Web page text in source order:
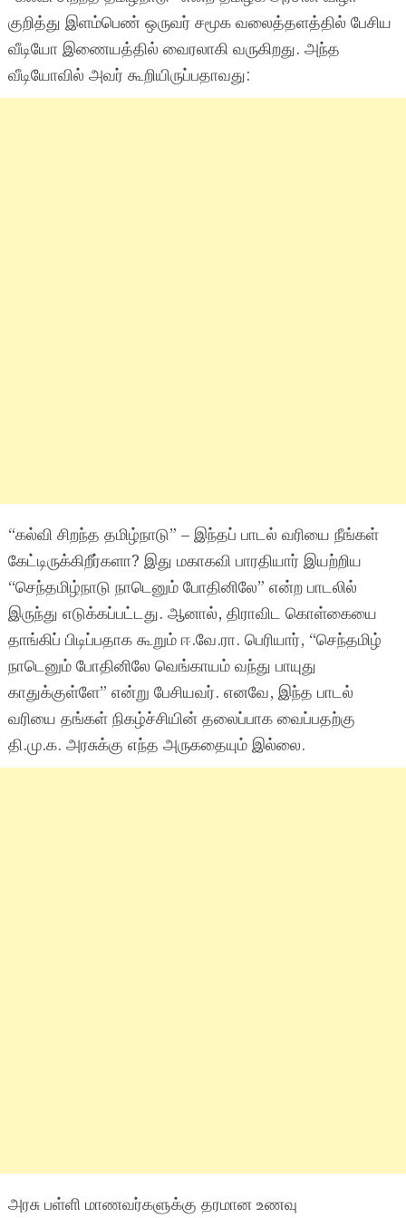
குறித்து இளம்பெண் ஒருவர் சமூக வலைத்தளத்தில் பேசிய
வீடியோ இணையத்தில் வைரலாகி வருகிறது. அந்த
வீடியோவில் அவர் கூறியிருப்பதாவது:
“கல்வி சிறந்த தமிழ்நாடு” – இந்தப் பாடல் வரியை நீங்கள்
கேட்டிருக்கிறீர்களா? இது மகாகவி பாரதியார் இயற்றிய
“செந்தமிழ்நாடு நாடெனும் போதினிலே” என்ற பாடலில்
இருந்து எடுக்கப்பட்டது. ஆனால், திராவிட கொள்கையை
தாங்கிப் பிடிப்பதாக கூறும் ஈ.வே.ரா. பெரியார், “செந்தமிழ்
நாடெனும் போதினிலே வெங்காயம் வந்து பாயுது
காதுக்குள்ளே” என்று பேசியவர். எனவே, இந்த பாடல்
வரியை தங்கள் நிகழ்ச்சியின் தலைப்பாக வைப்பதற்கு
தி.மு.க. அரசுக்கு எந்த அருகதையும் இல்லை.
அரசு பள்ளி மாணவர்களுக்கு தரமான உணவு